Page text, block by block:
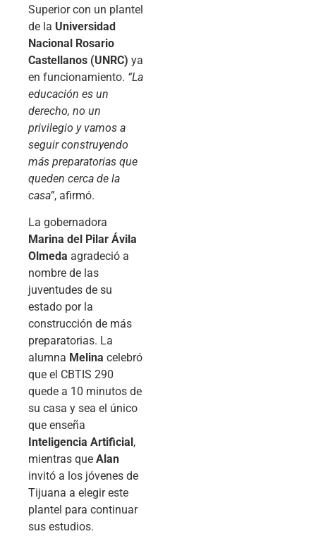
Superior con un plantel
de la Universidad
Nacional Rosario
Castellanos (UNRC) ya
en funcionamiento. “La
educación es un
derecho, no un
privilegio y vamos a
seguir construyendo
más preparatorias que
queden cerca de la
casa”, afirmó.
La gobernadora
Marina del Pilar Ávila
Olmeda agradeció a
nombre de las
juventudes de su
estado por la
construcción de más
preparatorias. La
alumna Melina celebró
que el CBTIS 290
quede a 10 minutos de
su casa y sea el único
que enseña
Inteligencia Artificial,
mientras que Alan
invitó a los jóvenes de
Tijuana a elegir este
plantel para continuar
sus estudios.